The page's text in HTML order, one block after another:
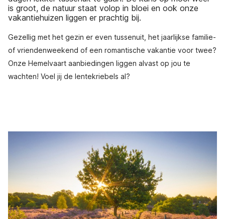
is groot, de natuur staat volop in bloei en ook onze
vakantiehuizen liggen er prachtig bij.
Gezellig met het gezin er even tussenuit, het jaarlijkse familie-
of vriendenweekend of een romantische vakantie voor twee?
Onze Hemelvaart aanbiedingen liggen alvast op jou te
wachten! Voel jij de lentekriebels al?